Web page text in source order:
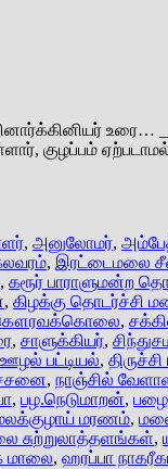
உரை… _
குழப்பம்
, அனுலோமர்,
, இரட்டைமலை
, கரூர் பாராளுமன்ற
, கிழக்கு தொடர்ச்சி
,
, சாளுக்கியர்,
ஊழல் பட்டியல்,
, நாஞ்சில்
, பழ.நெடுமாறன்,
மரணம்,
சுற்றுலாத்தளங்கள்,
மாலை, ஹரப்பா